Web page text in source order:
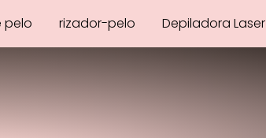
pelo rizador-pelo Depiladora Laser